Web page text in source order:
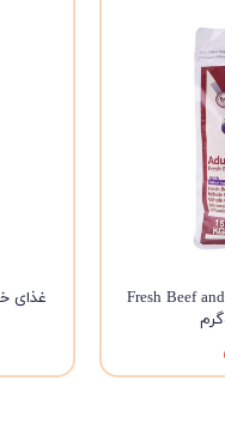
غذای خشک گربه پرامی مدل Fresh Beef and